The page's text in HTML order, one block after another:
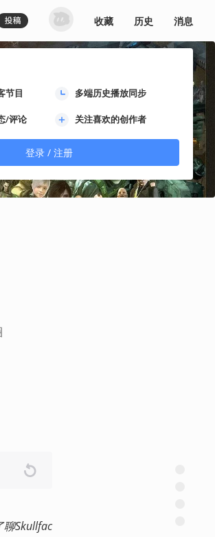
节目 多端历史播放同步
/评论 关注喜欢的创作者
登录 / 注册
收藏 历史 消息
聊Skullfac